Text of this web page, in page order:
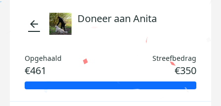
arrow_back Doneer aan Anita
Opgehaald
€461
Streefbedrag
€350